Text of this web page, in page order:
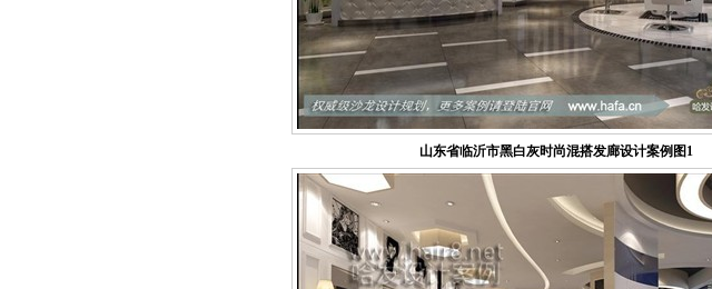
山东省临沂市黑白灰时尚混搭发廊设计案例图1